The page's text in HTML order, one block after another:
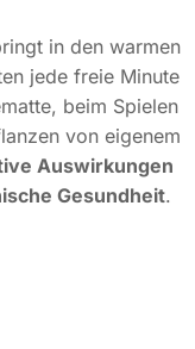
in den warmen
jede freie Minute
beim Spielen
von eigenem
Auswirkungen
Gesundheit.